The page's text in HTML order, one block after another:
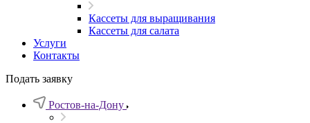
Кассеты для выращивания
Кассеты для салата
Услуги
Контакты
Подать заявку
Ростов-на-Дону